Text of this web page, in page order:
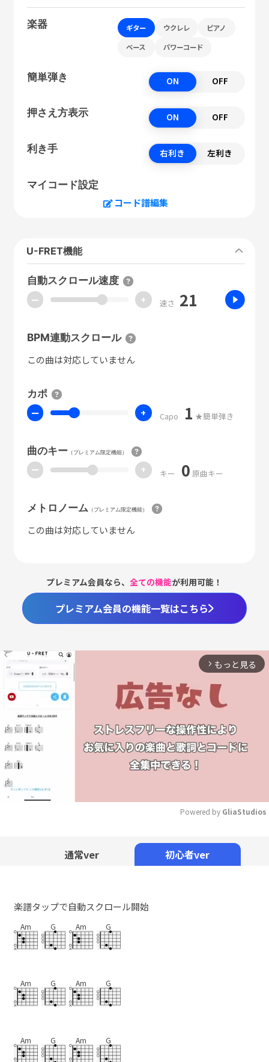
楽器 ギター ウクレレ ピアノ
ベース パワーコード
簡単弾き ON OFF
押さえ方表示 ON OFF
利き手 右利き 左利き
マイコード設定
コード譜編集
U-FRET機能
自動スクロール速度
ー + 速さ 21
BPM連動スクロール
この曲は対応していません
カポ
ー + Capo 1 ★簡単弾き
曲のキー（プレミアム限定機能）
ー + キー 0 原曲キー
メトロノーム （プレミアム限定機能）
この曲は対応していません
プレミアム会員なら、全ての機能が利用可能！
プレミアム会員の機能一覧はこちら
arrow_forward_ios もっと見る
Powered by GliaStudios
通常ver 初心者ver
楽譜タップで自動スクロール開始
Am G Am G
Am G Am G
Am G Am G